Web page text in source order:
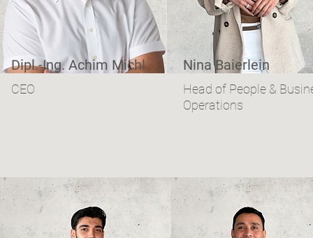
Dipl.-Ing. Achim Michl
CEO
Nina Baierlein
Head of People &
Operations